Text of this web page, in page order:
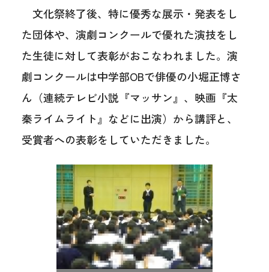
文化祭終了後、特に優秀な展示・発表をし
た団体や、演劇コンクールで優れた演技をし
た生徒に対して表彰がおこなわれました。演
劇コンクールは中学部OBで俳優の小堀正博さ
ん（連続テレビ小説『マッサン』、映画『太
秦ライムライト』などに出演）から講評と、
受賞者への表彰をしていただきました。